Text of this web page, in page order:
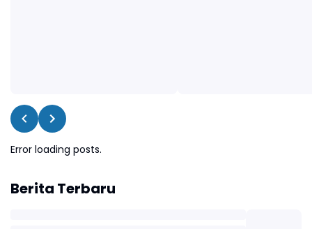
Error loading posts.
Berita Terbaru